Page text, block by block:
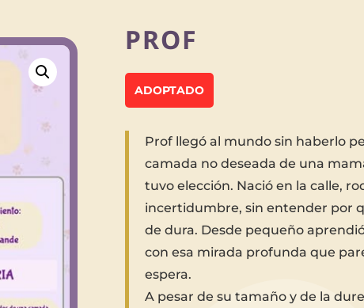
PROF
ADOPTADO
Prof llegó al mundo sin haberlo
camada no deseada de una
tuvo elección. Nació en la calle,
incertidumbre, sin entender por
de dura. Desde pequeño
con esa mirada profunda que
espera.
A pesar de su tamaño y de la